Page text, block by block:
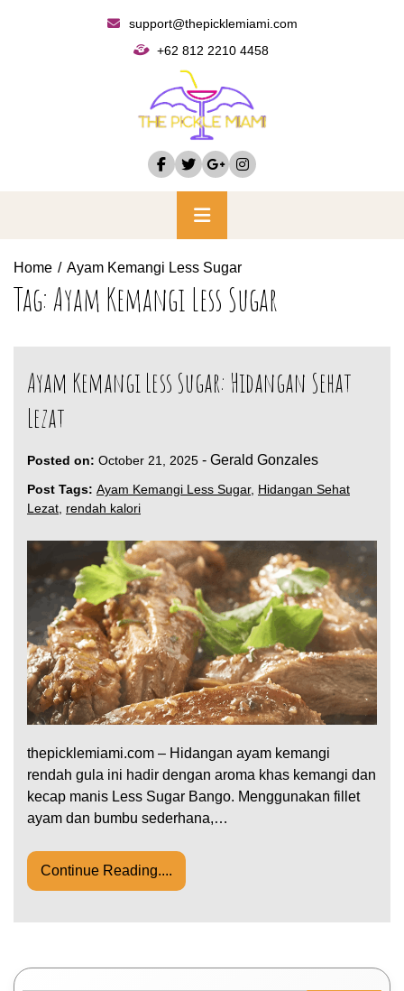
support@thepicklemiami.com
+62 812 2210 4458
Primary
Menu
Home Ayam Kemangi Less Sugar
Tag:Ayam Kemangi Less Sugar
Ayam Kemangi Less Sugar: Hidangan Sehat
Lezat
Posted on: October 21, 2025 - Gerald Gonzales
Post Tags: Ayam Kemangi Less Sugar, Hidangan Sehat
Lezat, rendah kalori
thepicklemiami.com – Hidangan ayam kemangi
rendah gula ini hadir dengan aroma khas kemangi dan
kecap manis Less Sugar Bango. Menggunakan fillet
ayam dan bumbu sederhana,…
Continue Reading....